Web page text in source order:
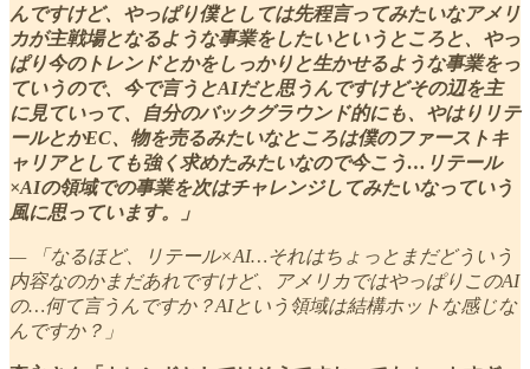
んですけど、やっぱり僕としては先程言ってみたいなアメリ
カが主戦場となるような事業をしたいというところと、やっ
ぱり今のトレンドとかをしっかりと生かせるような事業をっ
ていうので、今で言うとAIだと思うんですけどその辺を主
に見ていって、自分のバックグラウンド的にも、やはりリテ
ールとかEC、物を売るみたいなところは僕のファーストキ
ャリアとしても強く求めたみたいなので今こう…リテール
×AIの領域での事業を次はチャレンジしてみたいなっていう
風に思っています。」
— 「なるほど、リテール×AI…それはちょっとまだどういう
内容なのかまだあれですけど、アメリカではやっぱりこのAI
の…何て言うんですか？AIという領域は結構ホットな感じな
んですか？」